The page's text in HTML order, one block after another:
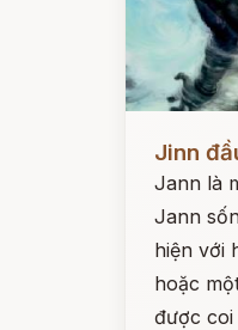
Jinn
Jann là
Jann
hiện với
hoặc
được coi